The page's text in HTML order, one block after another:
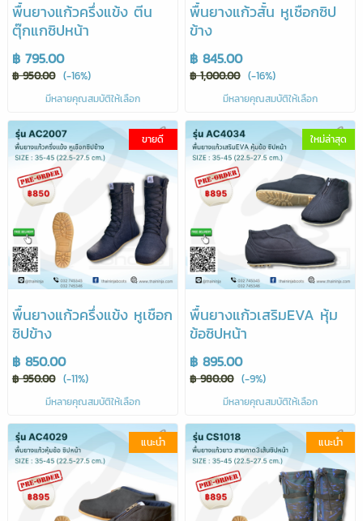
พื้นยางแก้วครึ่งแข้ง ตีน
ตุ๊กแกซิปหน้า
฿ 795.00
฿ 950.00 (-16%)
มีหลายคุณสมบัติให้เลือก
พื้นยางแก้วสั้น หูเชือกซิป
ข้าง
฿ 845.00
฿ 1,000.00 (-16%)
มีหลายคุณสมบัติให้เลือก
ขายดี
พื้นยางแก้วครึ่งแข้ง หูเชือก
ซิปข้าง
฿ 850.00
฿ 950.00 (-11%)
มีหลายคุณสมบัติให้เลือก
ใหม่ล่าสุด
พื้นยางแก้วเสริมEVA หุ้ม
ข้อซิปหน้า
฿ 895.00
฿ 980.00 (-9%)
มีหลายคุณสมบัติให้เลือก
แนะนำ แนะนำ